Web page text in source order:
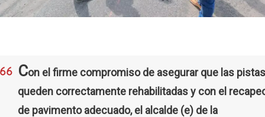
Con el firme compromiso de asegurar que las pistas
queden correctamente rehabilitadas y con el
de pavimento adecuado, el alcalde (e) de la